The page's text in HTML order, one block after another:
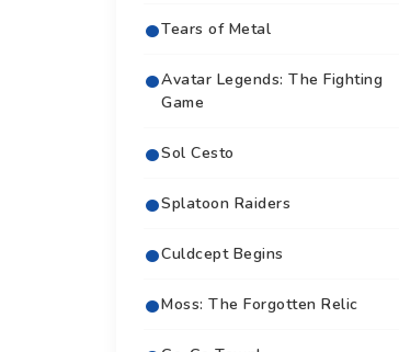
Tears of Metal
Avatar Legends: The Fighting
Game
Sol Cesto
Splatoon Raiders
Culdcept Begins
Moss: The Forgotten Relic